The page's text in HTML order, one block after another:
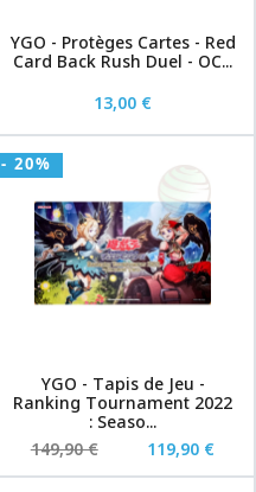
YGO - Protèges Cartes - Red
Card Back Rush Duel - OC...
13,00 €
- 20%
YGO - Tapis de Jeu -
Ranking Tournament 2022
: Seaso...
149,90 €
119,90 €